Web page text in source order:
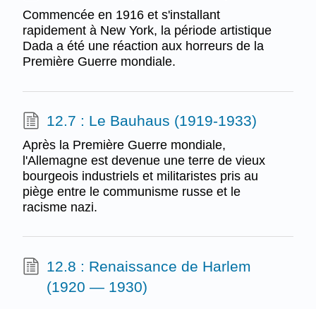
Commencée en 1916 et s'installant
rapidement à New York, la période artistique
Dada a été une réaction aux horreurs de la
Première Guerre mondiale.
12.7 : Le Bauhaus (1919-1933)
Après la Première Guerre mondiale,
l'Allemagne est devenue une terre de vieux
bourgeois industriels et militaristes pris au
piège entre le communisme russe et le
racisme nazi.
12.8 : Renaissance de Harlem
(1920 — 1930)